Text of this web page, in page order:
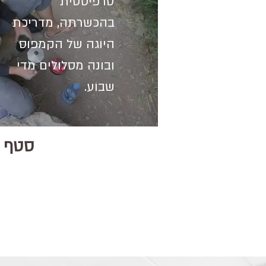
סטף
בהכשרתה, מדריכת
היוגה של הקמפוס
ובונה מסלולים מדי
שבוע.